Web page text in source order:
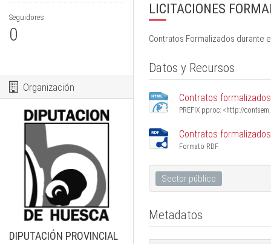
LICITACIONES
Contratos Formalizados durante
Datos y Recursos
Contratos formalizados
PREFIX pproc: <http://
Contratos formalizados
Formato RDF
Sector público
Metadatos
Seguidores
0
Organización
DIPUTACIÓN PROVINCIAL